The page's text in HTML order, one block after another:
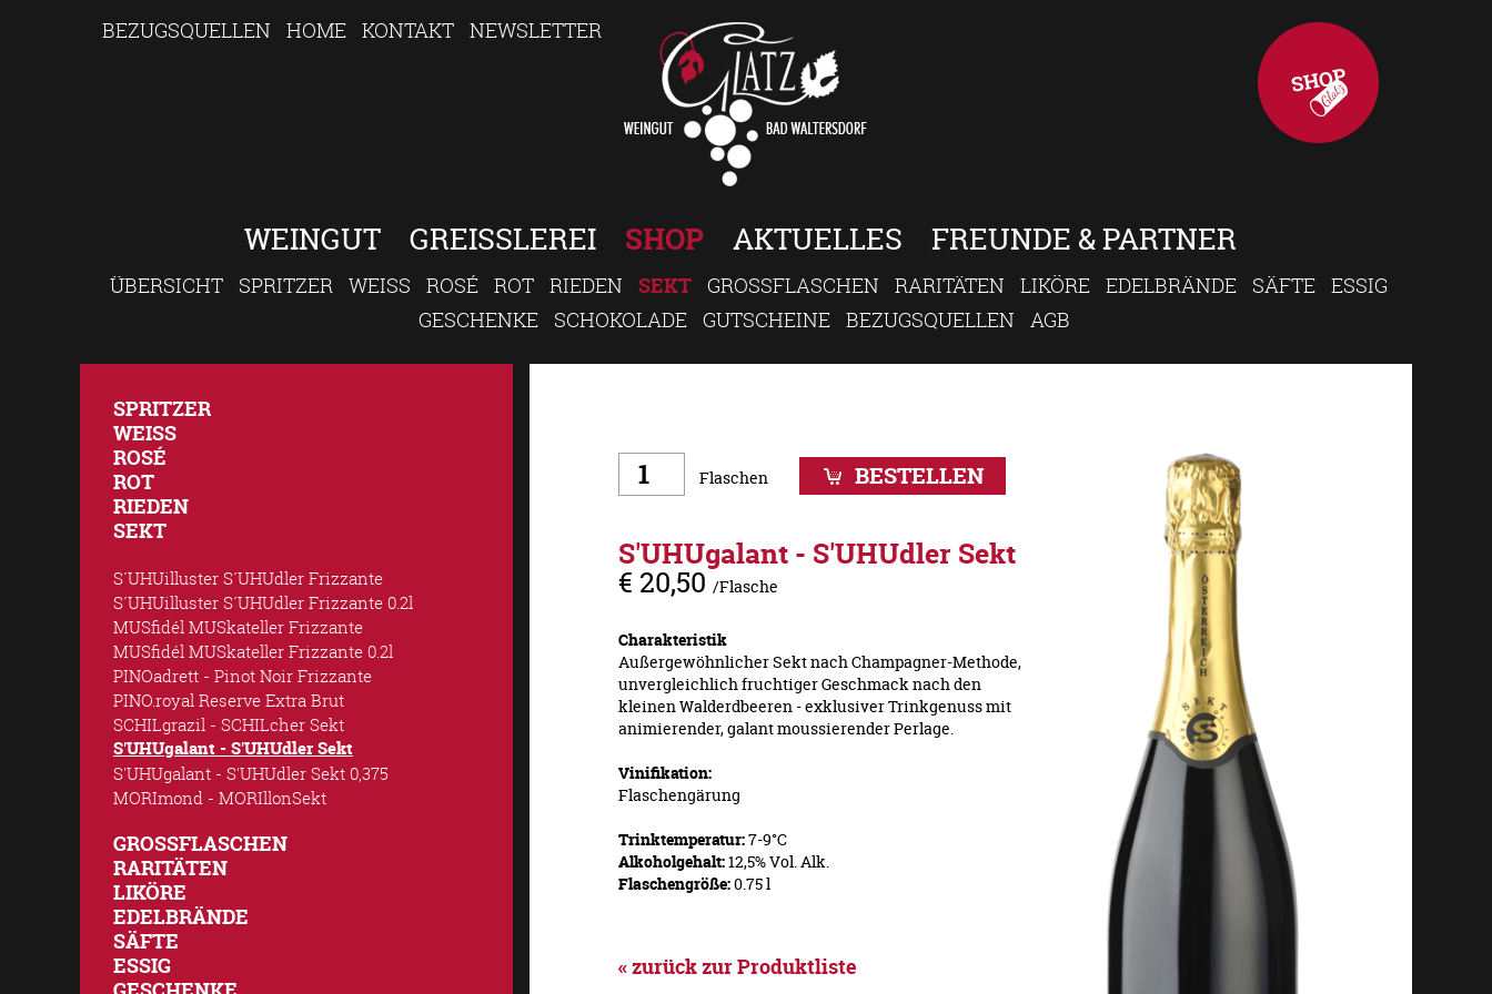
BEZUGSQUELLEN HOME KONTAKT NEWSLETTER
WEINGUT GREISSLEREI SHOP AKTUELLES FREUNDE & PARTNER
ÜBERSICHT SPRITZER WEISS ROSÉ ROT RIEDEN SEKT GROSSFLASCHEN RARITÄTEN LIKÖRE EDELBRÄNDE SÄFTE
ESSIG
GESCHENKE
SCHOKOLADE GUTSCHEINE BEZUGSQUELLEN AGB
SPRITZER
WEISS
ROSÉ
ROT
RIEDEN
SEKT
S´UHUilluster S´UHUdler Frizzante
S´UHUilluster S´UHUdler Frizzante 0.2l
MUSfidél MUSkateller Frizzante
MUSfidél MUSkateller Frizzante 0.2l
PINOadrett - Pinot Noir Frizzante
PINO.royal Reserve Extra Brut
SCHILgrazil - SCHILcher Sekt
S'UHUgalant - S'UHUdler Sekt
S'UHUgalant - S'UHUdler Sekt 0,375
MORImond - MORIllonSekt
GROSSFLASCHEN
RARITÄTEN
LIKÖRE
EDELBRÄNDE
SÄFTE
ESSIG
BESTELLEN
S'UHUgalant - S'UHUdler Sekt
€ 20,50 /Flasche
Charakteristik
Außergewöhnlicher Sekt nach Champagner-Methode,
unvergleichlich fruchtiger Geschmack nach den
kleinen Walderdbeeren - exklusiver Trinkgenuss mit
animierender, galant moussierender Perlage.
Vinifikation:
Flaschengärung
Trinktemperatur:7-9°C
Alkoholgehalt:12,5% Vol. Alk.
Flaschengröße:0.75 l
« zurück zur Produktliste